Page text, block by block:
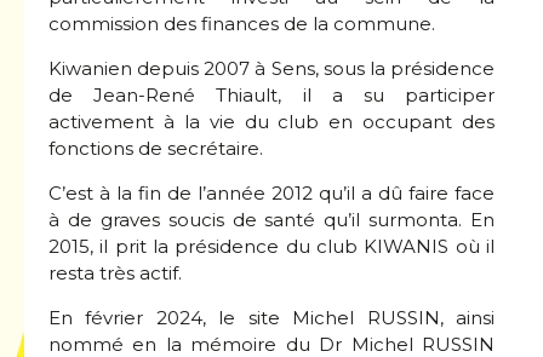
commission des finances de la commune.
Kiwanien depuis 2007 à Sens, sous la présidence
de Jean-René Thiault, il a su participer
activement à la vie du club en occupant des
fonctions de secrétaire.
C’est à la fin de l’année 2012 qu’il a dû faire face
à de graves soucis de santé qu’il surmonta. En
2015, il prit la présidence du club KIWANIS où il
resta très actif.
En février 2024, le site Michel RUSSIN, ainsi
nommé en la mémoire du Dr Michel RUSSIN